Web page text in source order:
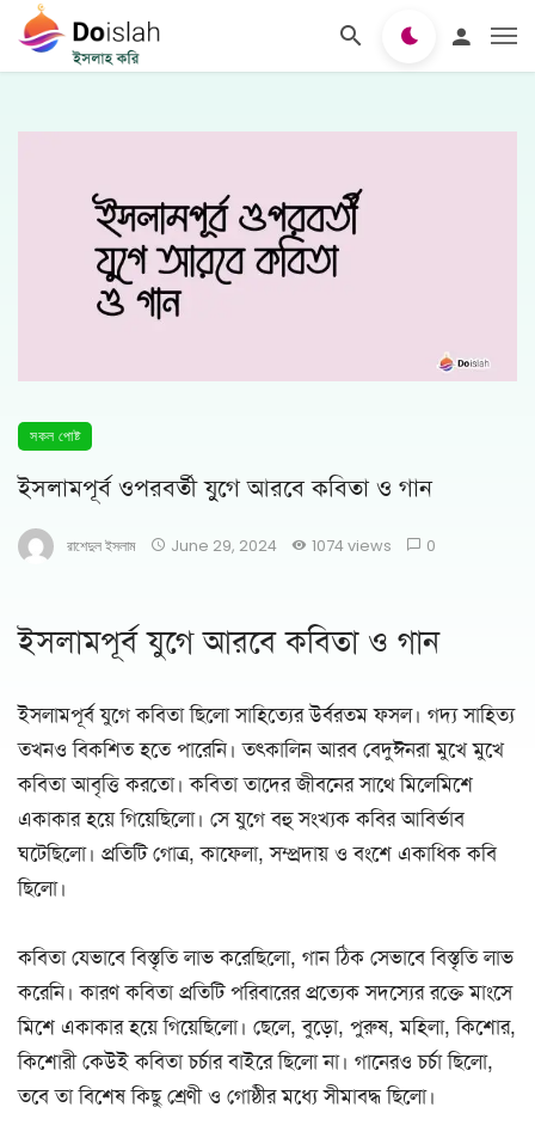
সকল পোষ্ট
ইসলামপূর্ব ওপরবর্তী যুগে আরবে কবিতা ও গান
রাশেদুল ইসলাম June 29, 2024 1074 views 0
ইসলামপূর্ব যুগে আরবে কবিতা ও গান
ইসলামপূর্ব যুগে কবিতা ছিলো সাহিত্যের উর্বরতম ফসল। গদ্য সাহিত্য
তখনও বিকশিত হতে পারেনি। তৎকালিন আরব বেদুঈনরা মুখে মুখে
কবিতা আবৃত্তি করতো। কবিতা তাদের জীবনের সাথে মিলেমিশে
একাকার হয়ে গিয়েছিলো। সে যুগে বহু সংখ্যক কবির আবির্ভাব
ঘটেছিলো। প্রতিটি গোত্র, কাফেলা, সম্প্রদায় ও বংশে একাধিক কবি
ছিলো।
কবিতা যেভাবে বিস্তৃতি লাভ করেছিলো, গান ঠিক সেভাবে বিস্তৃতি লাভ
করেনি। কারণ কবিতা প্রতিটি পরিবারের প্রত্যেক সদস্যের রক্তে মাংসে
মিশে একাকার হয়ে গিয়েছিলো। ছেলে, বুড়ো, পুরুষ, মহিলা, কিশোর,
কিশোরী কেউই কবিতা চর্চার বাইরে ছিলো না। গানেরও চর্চা ছিলো,
তবে তা বিশেষ কিছু শ্রেণী ও গোষ্ঠীর মধ্যে সীমাবদ্ধ ছিলো।